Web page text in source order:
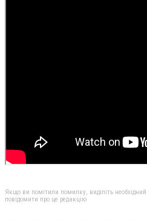
Якщо ви помітили помилку, виділіть
повідомити про це редакцію